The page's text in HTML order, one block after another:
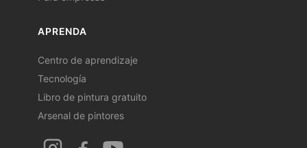
APRENDA
Centro de aprendizaje
Tecnología
Libro de pintura gratuito
Arsenal de pintores